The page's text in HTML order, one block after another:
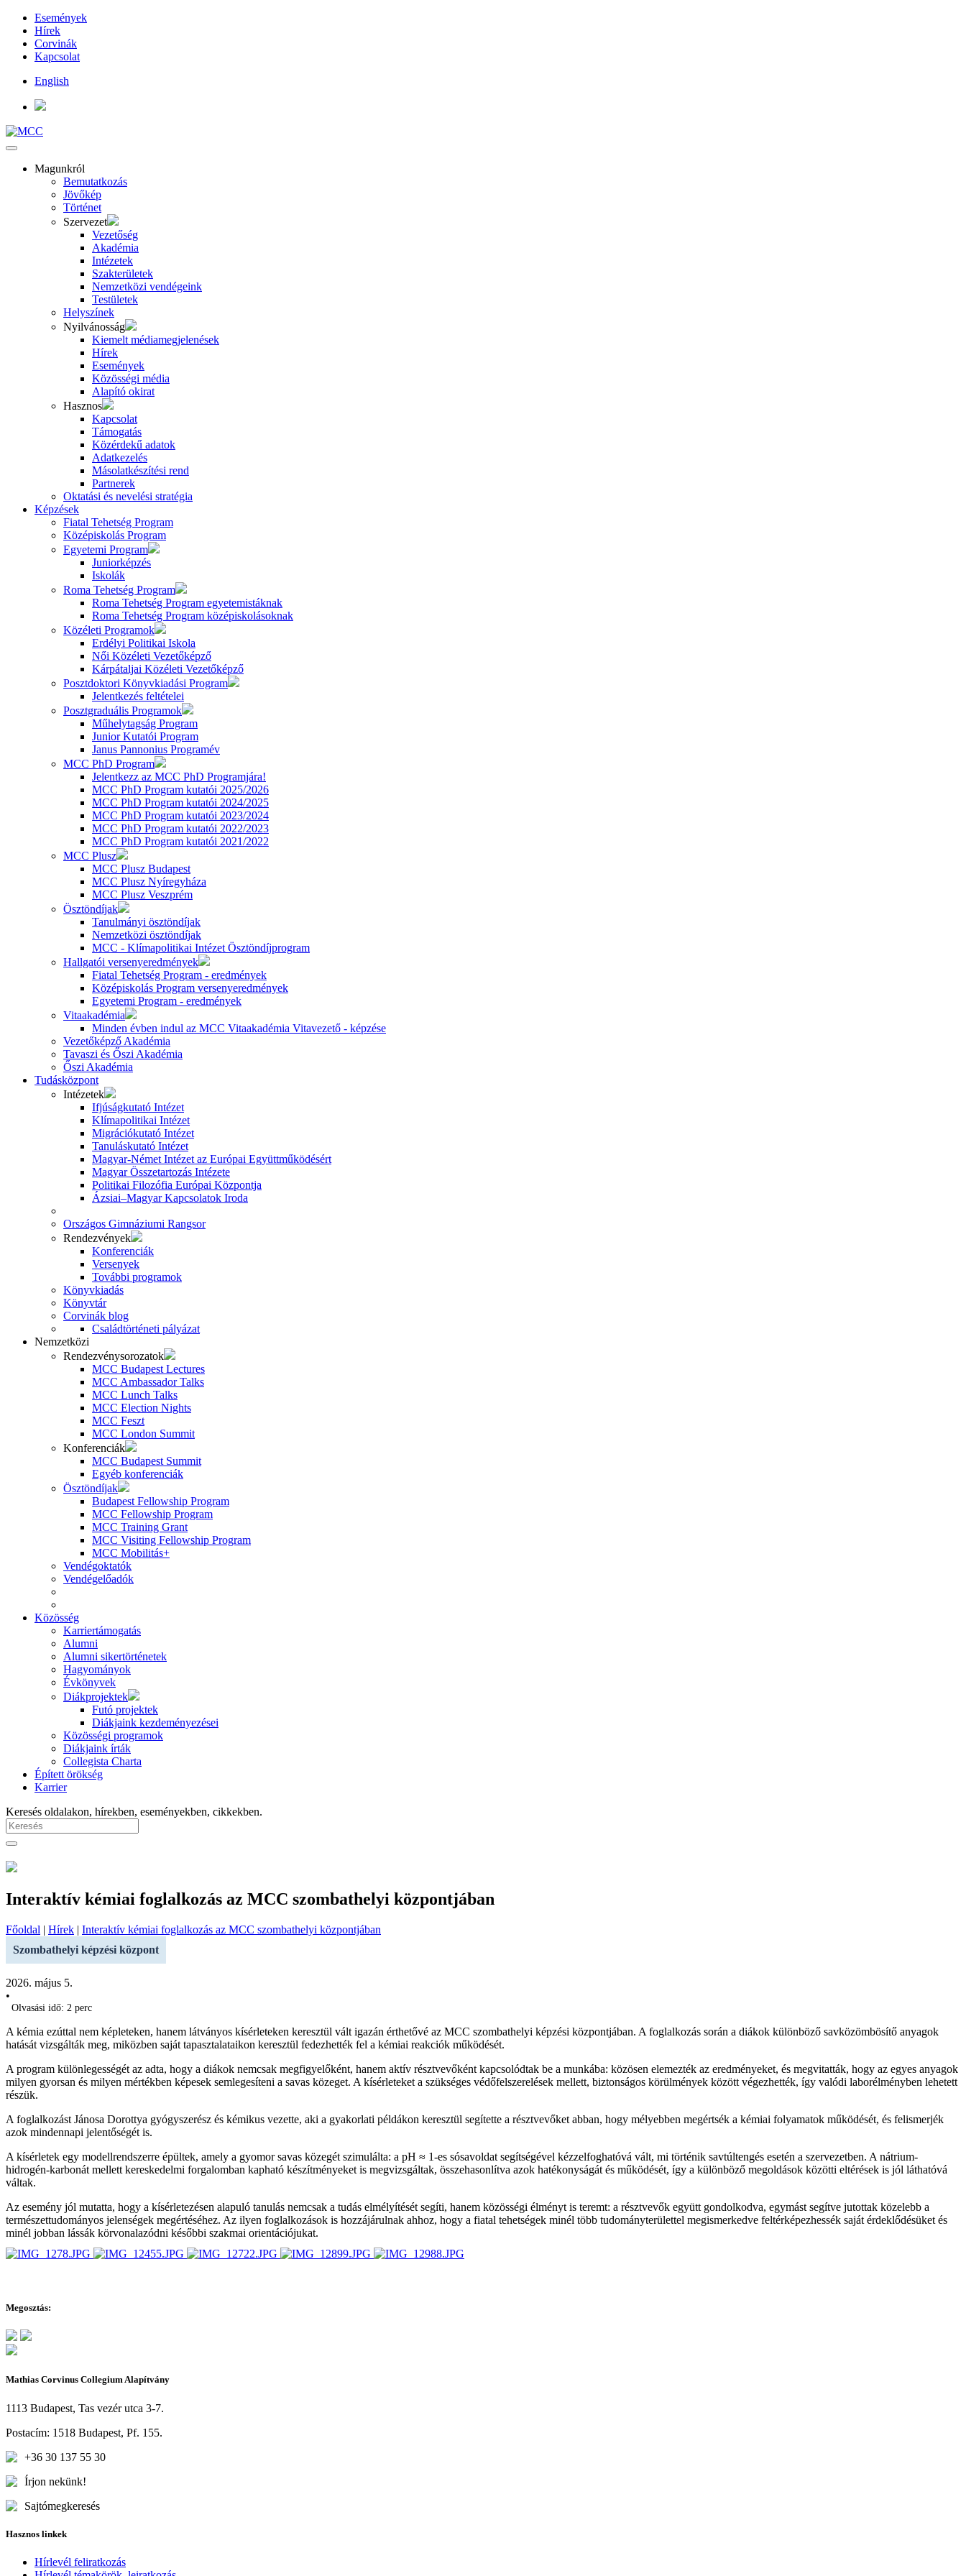
Események
Hírek
Corvinák
Kapcsolat
English
Magunkról
Bemutatkozás
Jövőkép
Történet
Szervezet
Vezetőség
Akadémia
Intézetek
Szakterületek
Nemzetközi vendégeink
Testületek
Helyszínek
Nyilvánosság
Kiemelt médiamegjelenések
Hírek
Események
Közösségi média
Alapító okirat
Hasznos
Kapcsolat
Támogatás
Közérdekű adatok
Adatkezelés
Másolatkészítési rend
Partnerek
Oktatási és nevelési stratégia
Képzések
Fiatal Tehetség Program
Középiskolás Program
Egyetemi Program
Juniorképzés
Iskolák
Roma Tehetség Program
Roma Tehetség Program egyetemistáknak
Roma Tehetség Program középiskolásoknak
Közéleti Programok
Erdélyi Politikai Iskola
Női Közéleti Vezetőképző
Kárpátaljai Közéleti Vezetőképző
Posztdoktori Könyvkiadási Program
Jelentkezés feltételei
Posztgraduális Programok
Műhelytagság Program
Junior Kutatói Program
Janus Pannonius Programév
MCC PhD Program
Jelentkezz az MCC PhD Programjára!
MCC PhD Program kutatói 2025/2026
MCC PhD Program kutatói 2024/2025
MCC PhD Program kutatói 2023/2024
MCC PhD Program kutatói 2022/2023
MCC PhD Program kutatói 2021/2022
MCC Plusz
MCC Plusz Budapest
MCC Plusz Nyíregyháza
MCC Plusz Veszprém
Ösztöndíjak
Tanulmányi ösztöndíjak
Nemzetközi ösztöndíjak
MCC - Klímapolitikai Intézet Ösztöndíjprogram
Hallgatói versenyeredmények
Fiatal Tehetség Program - eredmények
Középiskolás Program versenyeredmények
Egyetemi Program - eredmények
Vitaakadémia
Minden évben indul az MCC Vitaakadémia Vitavezető - képzése
Vezetőképző Akadémia
Tavaszi és Őszi Akadémia
Őszi Akadémia
Tudásközpont
Intézetek
Ifjúságkutató Intézet
Klímapolitikai Intézet
Migrációkutató Intézet
Tanuláskutató Intézet
Magyar-Német Intézet az Európai Együttműködésért
Magyar Összetartozás Intézete
Politikai Filozófia Európai Központja
Ázsiai–Magyar Kapcsolatok Iroda
Országos Gimnáziumi Rangsor
Rendezvények
Konferenciák
Versenyek
További programok
Könyvkiadás
Könyvtár
Corvinák blog
Családtörténeti pályázat
Nemzetközi
Rendezvénysorozatok
MCC Budapest Lectures
MCC Ambassador Talks
MCC Lunch Talks
MCC Election Nights
MCC Feszt
MCC London Summit
Konferenciák
MCC Budapest Summit
Egyéb konferenciák
Ösztöndíjak
Budapest Fellowship Program
MCC Fellowship Program
MCC Training Grant
MCC Visiting Fellowship Program
MCC Mobilitás+
Vendégoktatók
Vendégelőadók
Közösség
Karriertámogatás
Alumni
Alumni sikertörténetek
Hagyományok
Évkönyvek
Diákprojektek
Futó projektek
Diákjaink kezdeményezései
Közösségi programok
Diákjaink írták
Collegista Charta
Épített örökség
Karrier
Keresés oldalakon, hírekben, eseményekben, cikkekben.
Interaktív kémiai foglalkozás az MCC szombathelyi központjában
Főoldal | Hírek | Interaktív kémiai foglalkozás az MCC szombathelyi központjában
Szombathelyi képzési központ
2026. május 5.
•
Olvasási idő: 2 perc
A kémia ezúttal nem képleteken, hanem látványos kísérleteken keresztül vált igazán érthetővé az MCC szombathelyi képzési központjában. A foglalkozás során a diákok különböző savközömbösítő anyagok
hatását vizsgálták meg, miközben saját tapasztalataikon keresztül fedezhették fel a kémiai reakciók működését.
A program különlegességét az adta, hogy a diákok nemcsak megfigyelőként, hanem aktív résztvevőként kapcsolódtak be a munkába: közösen elemezték az eredményeket, és megvitatták, hogy az egyes anyagok
milyen gyorsan és milyen mértékben képesek semlegesíteni a savas közeget. A kísérleteket a szükséges védőfelszerelések mellett, biztonságos körülmények között végezhették, így valódi laborélményben lehetett
részük.
A foglalkozást Jánosa Dorottya gyógyszerész és kémikus vezette, aki a gyakorlati példákon keresztül segítette a résztvevőket abban, hogy mélyebben megértsék a kémiai folyamatok működését, és felismerjék
azok mindennapi jelentőségét is.
A kísérletek egy modellrendszerre épültek, amely a gyomor savas közegét szimulálta: a pH ≈ 1-es sósavoldat segítségével kézzelfoghatóvá vált, mi történik savtúltengés esetén a szervezetben. A nátrium-
hidrogén-karbonát mellett kereskedelmi forgalomban kapható készítményeket is megvizsgáltak, összehasonlítva azok hatékonyságát és működését, így a különböző megoldások közötti eltérések is jól láthatóvá
váltak.
Az esemény jól mutatta, hogy a kísérletezésen alapuló tanulás nemcsak a tudás elmélyítését segíti, hanem közösségi élményt is teremt: a résztvevők együtt gondolkodva, egymást segítve jutottak közelebb a
természettudományos jelenségek megértéséhez. Az ilyen foglalkozások is hozzájárulnak ahhoz, hogy a fiatal tehetségek minél több tudományterülettel megismerkedve feltérképezhessék saját érdeklődésüket és
minél jobban lássák körvonalazódni későbbi szakmai orientációjukat.
Megosztás:
Mathias Corvinus Collegium Alapítvány
1113 Budapest, Tas vezér utca 3-7.
Postacím: 1518 Budapest, Pf. 155.
+36 30 137 55 30
Írjon nekünk!
Sajtómegkeresés
Hasznos linkek
Hírlevél feliratkozás